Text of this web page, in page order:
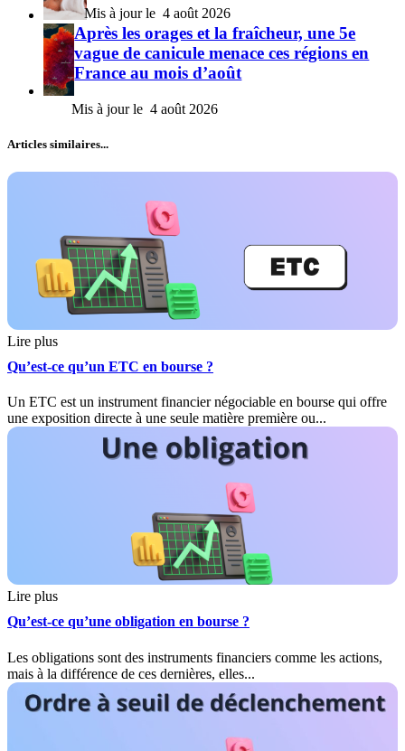
4 août 2026
Après les orages et la fraîcheur, une 5e
vague de canicule menace ces régions en
France au mois d’août
4 août 2026
Articles similaires...
Lire plus
Qu’est-ce qu’un ETC en bourse ?
Un ETC est un instrument financier négociable en bourse qui offre
une exposition directe à une seule matière première ou...
Lire plus
Qu’est-ce qu’une obligation en bourse ?
Les obligations sont des instruments financiers comme les actions,
mais à la différence de ces dernières, elles...